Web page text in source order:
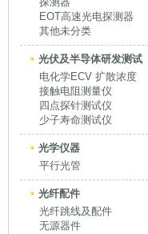
EOT高速光电探测器
其他未分类
光伏及半导体研发测试
电化学ECV 扩散浓度
接触电阻测量仪
四点探针测试仪
少子寿命测试仪
光学仪器
平行光管
光纤配件
光纤跳线及配件
无源器件